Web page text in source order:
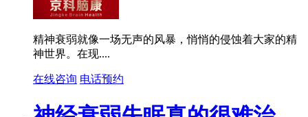
精神衰弱就像一场无声的风暴，悄悄的侵蚀着大家的精
神世界。在现....
在线咨询 电话预约